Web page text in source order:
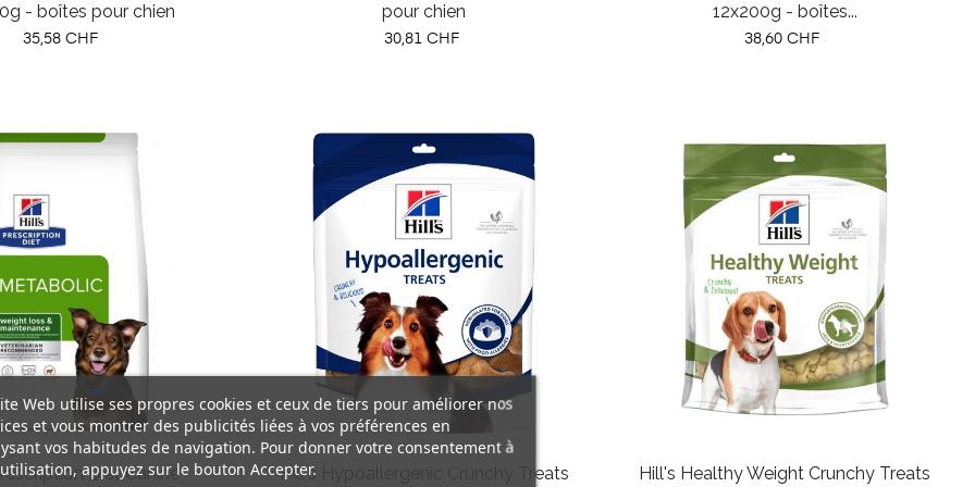
- boîtes pour chien
Prix
35,58 CHF
pour chien
Prix
30,81 CHF
12x200g - boîtes...
Prix
38,60 CHF
Diet Canine
Hill's Hypoallergenic Crunchy Treats
Hill's Healthy Weight Crunchy Treats
Web utilise ses propres cookies et ceux de tiers pour améliorer nos
et vous montrer des publicités liées à vos préférences en
vos habitudes de navigation. Pour donner votre consentement à
appuyez sur le bouton Accepter.